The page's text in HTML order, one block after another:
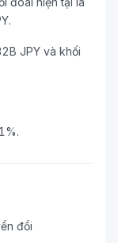
JPY và khối
đổi